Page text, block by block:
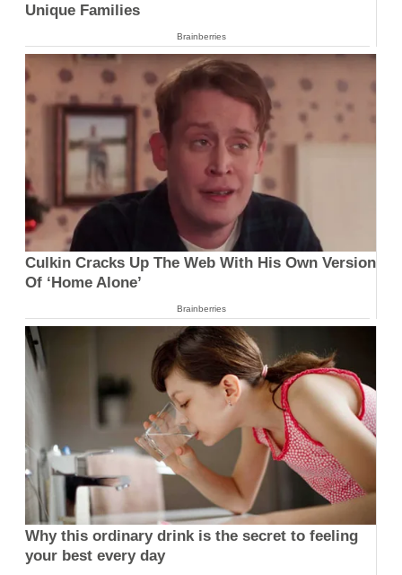
Unique Families
Brainberries
Culkin Cracks Up The Web With His Own Version
Of ‘Home Alone’
Brainberries
Why this ordinary drink is the secret to feeling
your best every day